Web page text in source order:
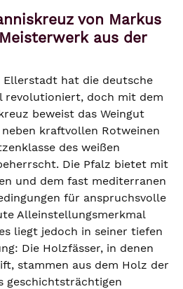
von Markus
aus der
Ellerstadt hat die deutsche
revolutioniert, doch mit dem
beweist das Weingut
kraftvollen Rotweinen
des weißen
Die Pfalz bietet mit
und dem fast mediterranen
für anspruchsvolle
Alleinstellungsmerkmal
liegt jedoch in seiner tiefen
Die Holzfässer, in denen
stammen aus dem Holz der
geschichtsträchtigen